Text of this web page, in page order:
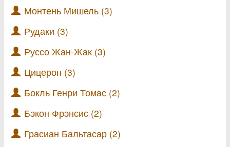
Монтень Мишель (3)
Рудаки (3)
Руссо Жан-Жак (3)
Цицерон (3)
Бокль Генри Томас (2)
Бэкон Фрэнсис (2)
Грасиан Бальтасар (2)